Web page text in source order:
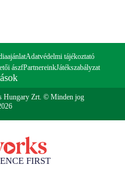
Adatvédelmi tájékoztató
ászfPartnereinkJátékszabályzat
Hungary Zrt. © Minden jog